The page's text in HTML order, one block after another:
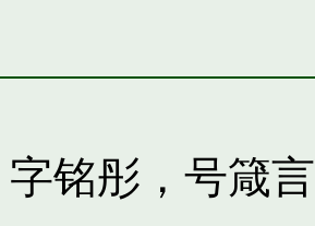
铭彤，号箴言